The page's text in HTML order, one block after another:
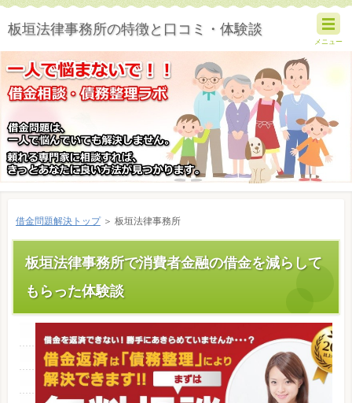
板垣法律事務所の特徴と口コミ・体験談
メニュー
借金問題解決トップ＞ 板垣法律事務所
板垣法律事務所で消費者金融の借金を減らして
もらった体験談